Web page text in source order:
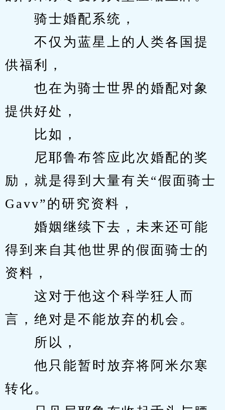
骑士婚配系统，
不仅为蓝星上的人类各国提
供福利，
也在为骑士世界的婚配对象
提供好处，
比如，
尼耶鲁布答应此次婚配的奖
励，就是得到大量有关“假面骑士
Gavv”的研究资料，
婚姻继续下去，未来还可能
得到来自其他世界的假面骑士的
资料，
这对于他这个科学狂人而
言，绝对是不能放弃的机会。
所以，
他只能暂时放弃将阿米尔寒
转化。